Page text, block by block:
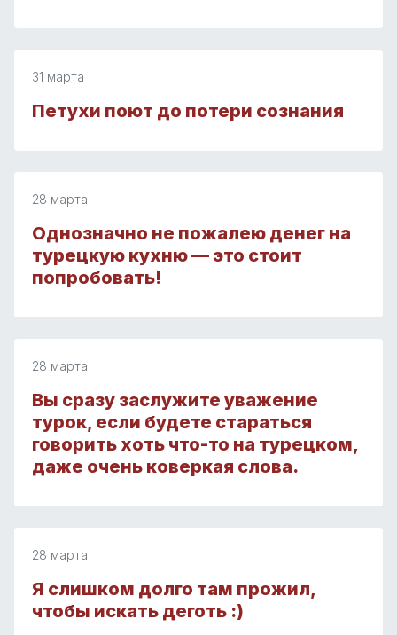
31 марта
Петухи поют до потери сознания
28 марта
Однозначно не пожалею денег на
турецкую кухню — это стоит
попробовать!
28 марта
Вы сразу заслужите уважение
турок, если будете стараться
говорить хоть что-то на турецком,
даже очень коверкая слова.
28 марта
Я слишком долго там прожил,
чтобы искать деготь :)